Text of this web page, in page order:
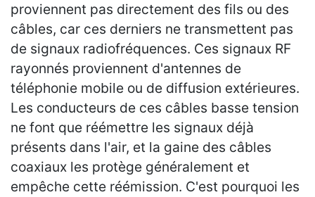
proviennent pas directement des fils ou des
câbles, car ces derniers ne transmettent pas
de signaux radiofréquences. Ces signaux RF
rayonnés proviennent d'antennes de
téléphonie mobile ou de diffusion extérieures.
Les conducteurs de ces câbles basse tension
ne font que réémettre les signaux déjà
présents dans l'air, et la gaine des câbles
coaxiaux les protège généralement et
empêche cette réémission. C'est pourquoi les